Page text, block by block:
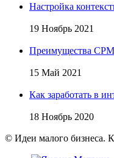
Настройка
19 Ноябрь 2021
Преимущества
15 Май 2021
Как заработать в
18 Ноябрь 2020
© Идеи малого бизнеса.